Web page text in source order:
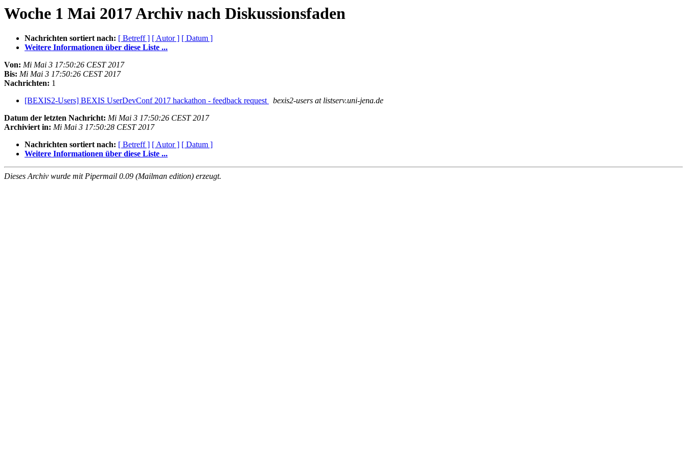
Woche 1 Mai 2017 Archiv nach Diskussionsfaden
Nachrichten sortiert nach: [ Betreff ] [ Autor ] [ Datum ]
Weitere Informationen über diese Liste ...
Von: Mi Mai 3 17:50:26 CEST 2017
Bis: Mi Mai 3 17:50:26 CEST 2017
Nachrichten: 1
[BEXIS2-Users] BEXIS UserDevConf 2017 hackathon - feedback request
bexis2-users at listserv.uni-jena.de
Datum der letzten Nachricht: Mi Mai 3 17:50:26 CEST 2017
Archiviert in: Mi Mai 3 17:50:28 CEST 2017
Nachrichten sortiert nach: [ Betreff ] [ Autor ] [ Datum ]
Weitere Informationen über diese Liste ...
Dieses Archiv wurde mit Pipermail 0.09 (Mailman edition) erzeugt.